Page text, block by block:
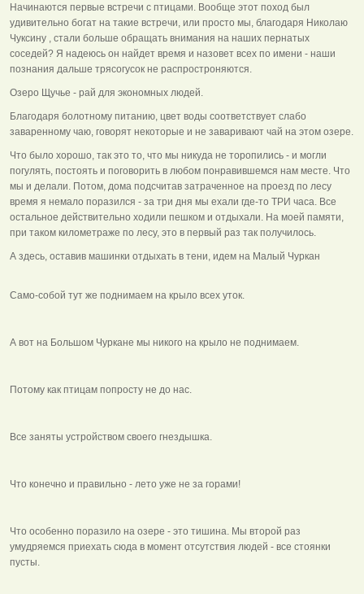
Начинаются первые встречи с птицами. Вообще этот поход был
удивительно богат на такие встречи, или просто мы, благодаря Николаю
Чуксину , стали больше обращать внимания на наших пернатых
соседей? Я надеюсь он найдет время и назовет всех по имени - наши
познания дальше трясогусок не распростроняются.
Озеро Щучье - рай для экономных людей.
Благодаря болотному питанию, цвет воды соответствует слабо
заваренному чаю, говорят некоторые и не заваривают чай на этом озере.
Что было хорошо, так это то, что мы никуда не торопились - и могли
погулять, постоять и поговорить в любом понравившемся нам месте. Что
мы и делали. Потом, дома подсчитав затраченное на проезд по лесу
время я немало поразился - за три дня мы ехали где-то ТРИ часа. Все
остальное действительно ходили пешком и отдыхали. На моей памяти,
при таком километраже по лесу, это в первый раз так получилось.
А здесь, оставив машинки отдыхать в тени, идем на Малый Чуркан
Само-собой тут же поднимаем на крыло всех уток.
А вот на Большом Чуркане мы никого на крыло не поднимаем.
Потому как птицам попросту не до нас.
Все заняты устройством своего гнездышка.
Что конечно и правильно - лето уже не за горами!
Что особенно поразило на озере - это тишина. Мы второй раз
умудряемся приехать сюда в момент отсутствия людей - все стоянки
пусты.